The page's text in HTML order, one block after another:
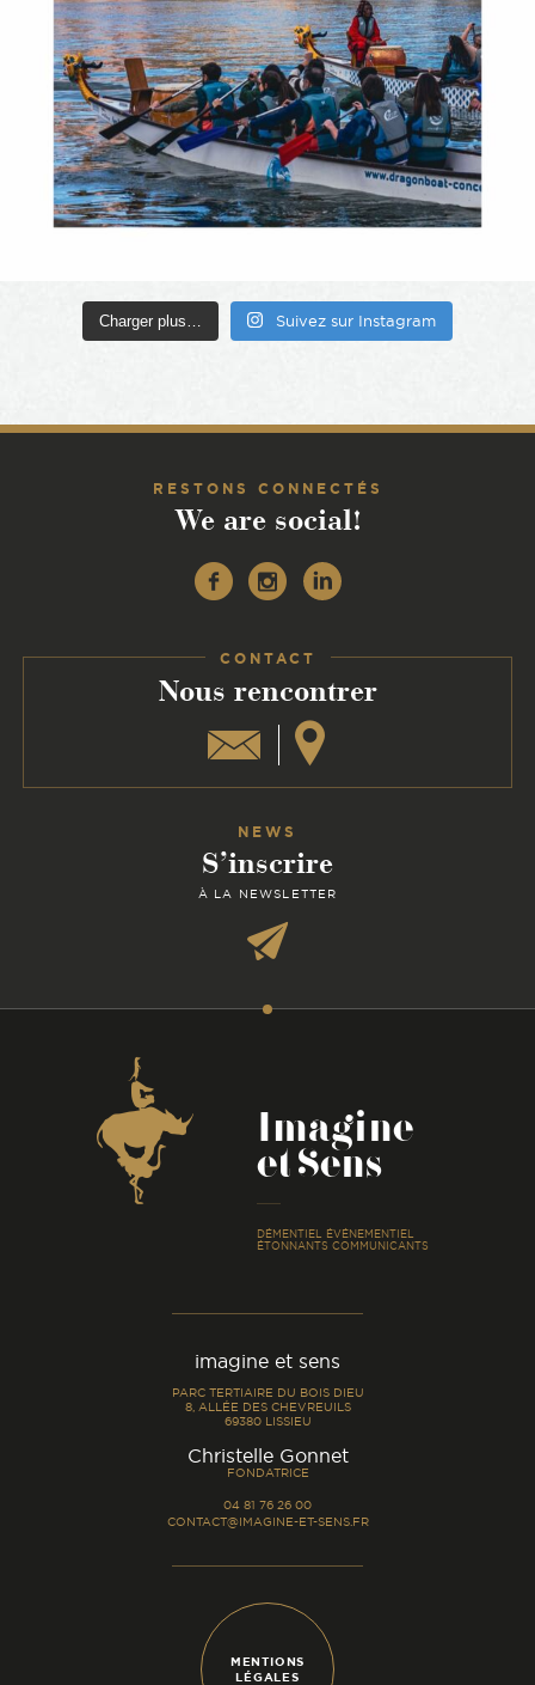
Charger plus… Suivez sur Instagram
RESTONS CONNECTÉS
We are social!
CONTACT
Nous rencontrer
NEWS
S’inscrire
À LA NEWSLETTER
Coordonnées
Imagine
et Sens
DÉMENTIEL ÉVÉNEMENTIEL
ÉTONNANTS COMMUNICANTS
imagine et sens
PARC TERTIAIRE DU BOIS DIEU
8, ALLÉE DES CHEVREUILS
69380 LISSIEU
Christelle Gonnet-
FONDATRICE
04 81 76 26 00
CONTACT@IMAGINE-ET-SENS.FR
MENTIONS
LÉGALES